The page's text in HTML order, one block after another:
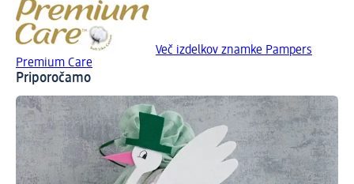
Več izdelkov znamke Pampers
Premium Care
Priporočamo